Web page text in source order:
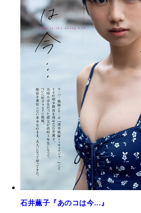
石井薫子『あのコは今...』